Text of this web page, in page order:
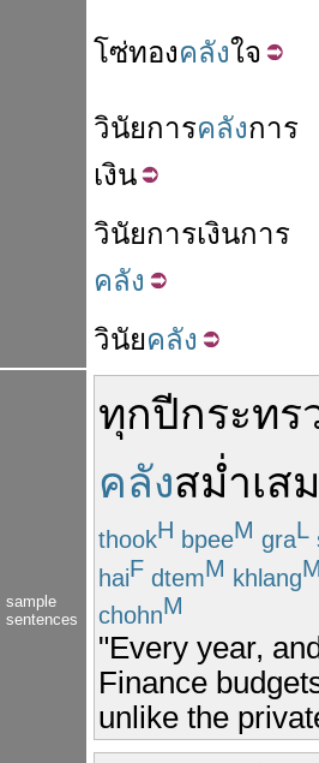
โซ่ทองคลังใจ
วินัยการคลังการ
เงิน
วินัยการเงินการ
คลัง
วินัยคลัง
sample
sentences
ทุกปีกระทร
คลังสม่ำเส
thookH bpeeM graL
haiF dtemM khlang
chohnM
"Every year,
Finance
unlike the